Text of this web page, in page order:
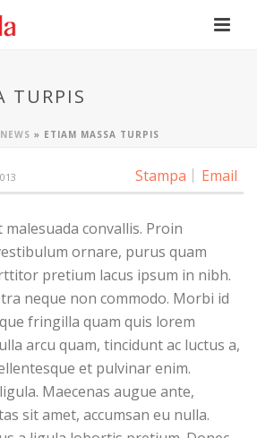
TURPIS
NEWS » ETIAM MASSA TURPIS
Stampa Email
convallis. Proin
ornare, purus quam
pretium lacus ipsum in nibh.
neque non commodo. Morbi id
fringilla quam quis lorem
arcu quam, tincidunt ac luctus a,
et pulvinar enim.
Maecenas augue ante,
sit amet, accumsan eu nulla.